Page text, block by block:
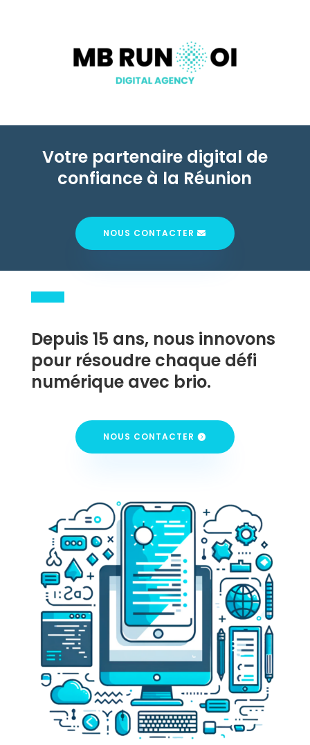
Votre partenaire digital de
confiance à la Réunion
NOUS CONTACTER
Depuis 15 ans, nous innovons
pour résoudre chaque défi
numérique avec brio.
NOUS CONTACTER